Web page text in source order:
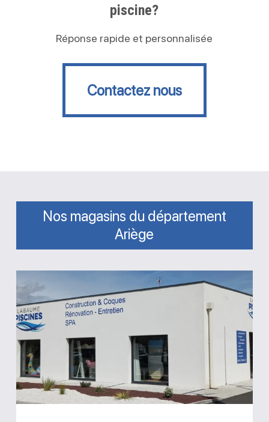
piscine?
Réponse rapide et personnalisée
Contactez nous
Contactez nous
Nos magasins du département
Ariège
Magasin
Saint-
Jean-
du-
Falga